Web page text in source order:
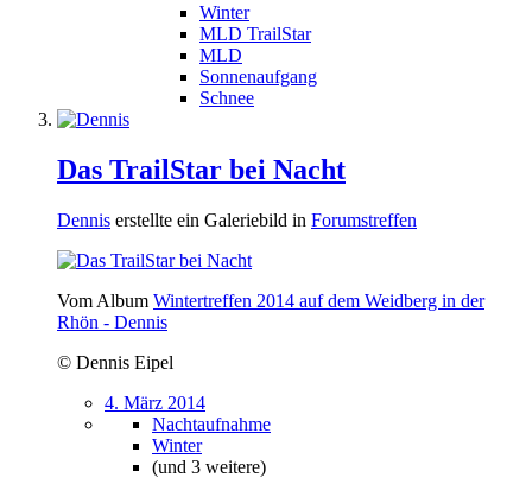
Winter
MLD TrailStar
MLD
Sonnenaufgang
Schnee
Das TrailStar bei Nacht
Dennis erstellte ein Galeriebild in Forumstreffen
Vom Album Wintertreffen 2014 auf dem Weidberg in der
Rhön - Dennis
© Dennis Eipel
4. März 2014
Nachtaufnahme
Winter
(und 3 weitere)